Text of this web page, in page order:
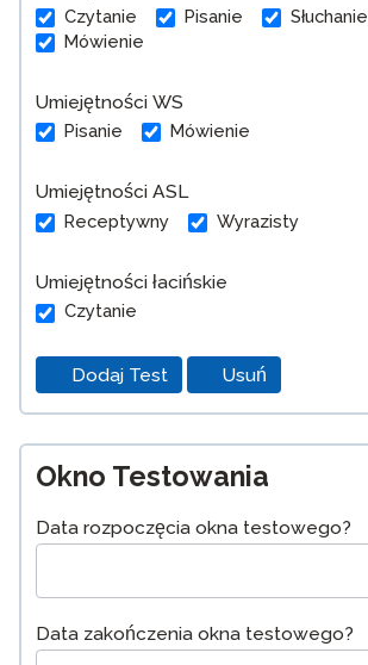
Czytanie Pisanie
Słuchanie
Mówienie
Umiejętności WS
Pisanie Mówienie
Umiejętności ASL
Receptywny Wyrazisty
Umiejętności łacińskie
Czytanie
Dodaj Test Usuń
Okno Testowania
Data rozpoczęcia okna testowego?
Data zakończenia okna testowego?